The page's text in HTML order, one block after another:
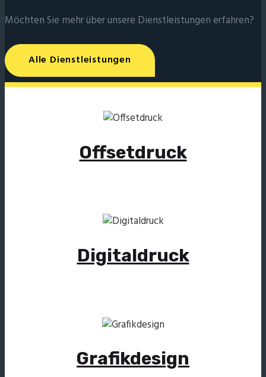
Möchten Sie mehr über unsere Dienstleistungen erfahren?
Alle Dienstleistungen
Offsetdruck
Digitaldruck
Grafikdesign